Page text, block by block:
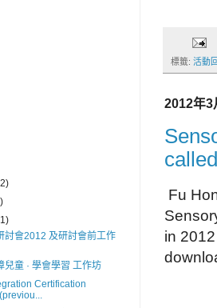
標籤: 活動
2012年3
Fu
in
討會2012 及研討會前工作
兒童 · 學會學習 工作坊
Certification